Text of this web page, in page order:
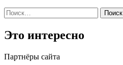
Найти:
Это интересно
Партнёры сайта